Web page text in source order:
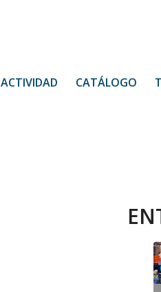
ACTIVIDAD CATÁLOGO